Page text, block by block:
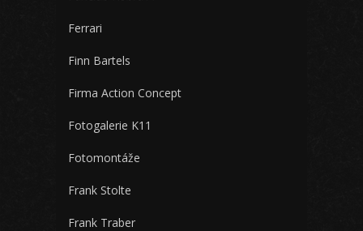
Ferrari
Finn Bartels
Firma Action Concept
Fotogalerie K11
Fotomontáže
Frank Stolte
Frank Traber